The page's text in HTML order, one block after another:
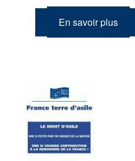
En savoir plus